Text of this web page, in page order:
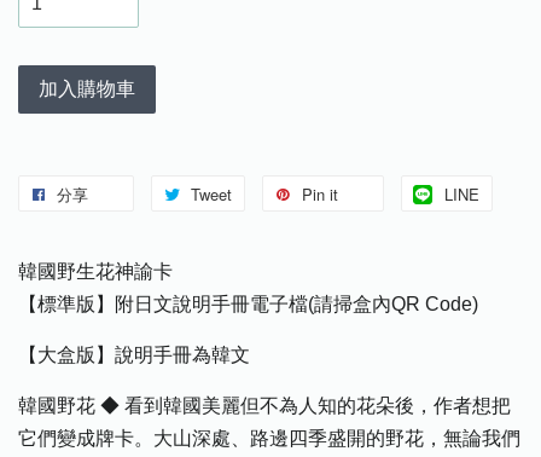
加入購物車
分享 Tweet Pin it LINE
韓國野生花神諭卡
【標準版】附日文說明手冊電子檔(請掃盒內QR Code)
【大盒版】說明手冊為韓文
韓國野花 ◆ 看到韓國美麗但不為人知的花朵後，作者想把
它們變成牌卡。大山深處、路邊四季盛開的野花，無論我們